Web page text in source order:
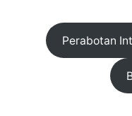
Perabotan